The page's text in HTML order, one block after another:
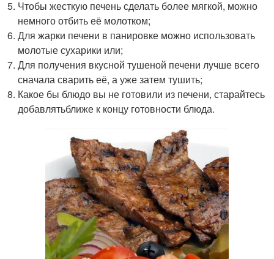
Чтобы жесткую печень сделать более мягкой, можно
немного отбить её молотком;
Для жарки печени в панировке можно использовать
молотые сухарики или;
Для получения вкусной тушеной печени лучше всего
сначала сварить её, а уже затем тушить;
Какое бы блюдо вы не готовили из печени, старайтесь
добавлятьближе к концу готовности блюда.